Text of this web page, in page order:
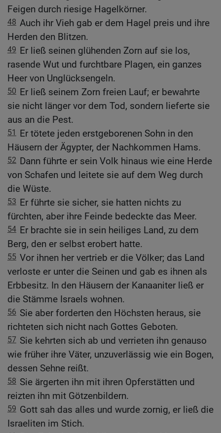
Feigen durch riesige Hagelkörner.
48 Auch ihr Vieh gab er dem Hagel preis und ihre
Herden den Blitzen.
49 Er ließ seinen glühenden Zorn auf sie los,
rasende Wut und furchtbare Plagen, ein ganzes
Heer von Unglücksengeln.
50 Er ließ seinem Zorn freien Lauf; er bewahrte
sie nicht länger vor dem Tod, sondern lieferte sie
aus an die Pest.
51
Er tötete jeden erstgeborenen Sohn in den
Häusern der Ägypter, der Nachkommen Hams.
52 Dann führte er sein Volk hinaus wie eine Herde
von Schafen und leitete sie auf dem Weg durch
die Wüste.
53 Er führte sie sicher, sie hatten nichts zu
fürchten, aber ihre Feinde bedeckte das Meer.
54 Er brachte sie in sein heiliges Land, zu dem
Berg, den er selbst erobert hatte.
55 Vor ihnen her vertrieb er die Völker; das Land
verloste er unter die Seinen und gab es ihnen als
Erbbesitz. In den Häusern der Kanaaniter ließ er
die Stämme Israels wohnen.
56 Sie aber forderten den Höchsten heraus, sie
richteten sich nicht nach Gottes Geboten.
57 Sie kehrten sich ab und verrieten ihn genauso
wie früher ihre Väter, unzuverlässig wie ein Bogen,
dessen Sehne reißt.
58 Sie ärgerten ihn mit ihren Opferstätten und
reizten ihn mit Götzenbildern.
59 Gott sah das alles und wurde zornig, er ließ die
Israeliten im Stich.